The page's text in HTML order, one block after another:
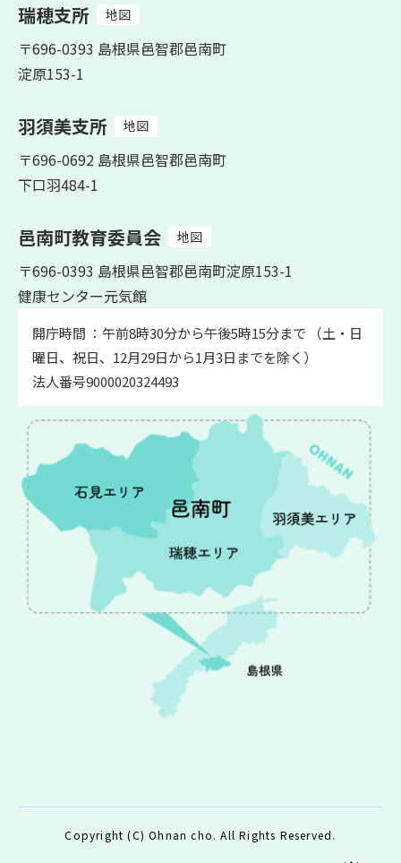
瑞穂支所 地図
〒696-0393 島根県邑智郡邑南町
淀原153-1
羽須美支所 地図
〒696-0692 島根県邑智郡邑南町
下口羽484-1
邑南町教育委員会 地図
〒696-0393 島根県邑智郡邑南町淀原153-1
健康センター元気館
開庁時間 ：午前8時30分から午後5時15分まで （土・日
曜日、祝日、12月29日から1月3日までを除く）
法人番号9000020324493
Copyright (C) Ohnan cho. All Rights Reserved.